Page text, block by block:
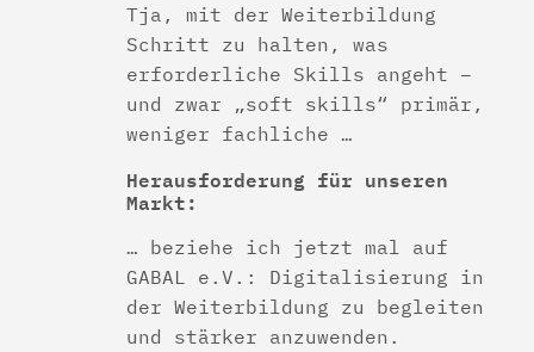
Tja, mit der Weiterbildung
Schritt zu halten, was
erforderliche Skills angeht –
und zwar „soft skills“ primär,
weniger fachliche …
Herausforderung für unseren
Markt:
… beziehe ich jetzt mal auf
GABAL e.V.: Digitalisierung in
der Weiterbildung zu begleiten
und stärker anzuwenden.